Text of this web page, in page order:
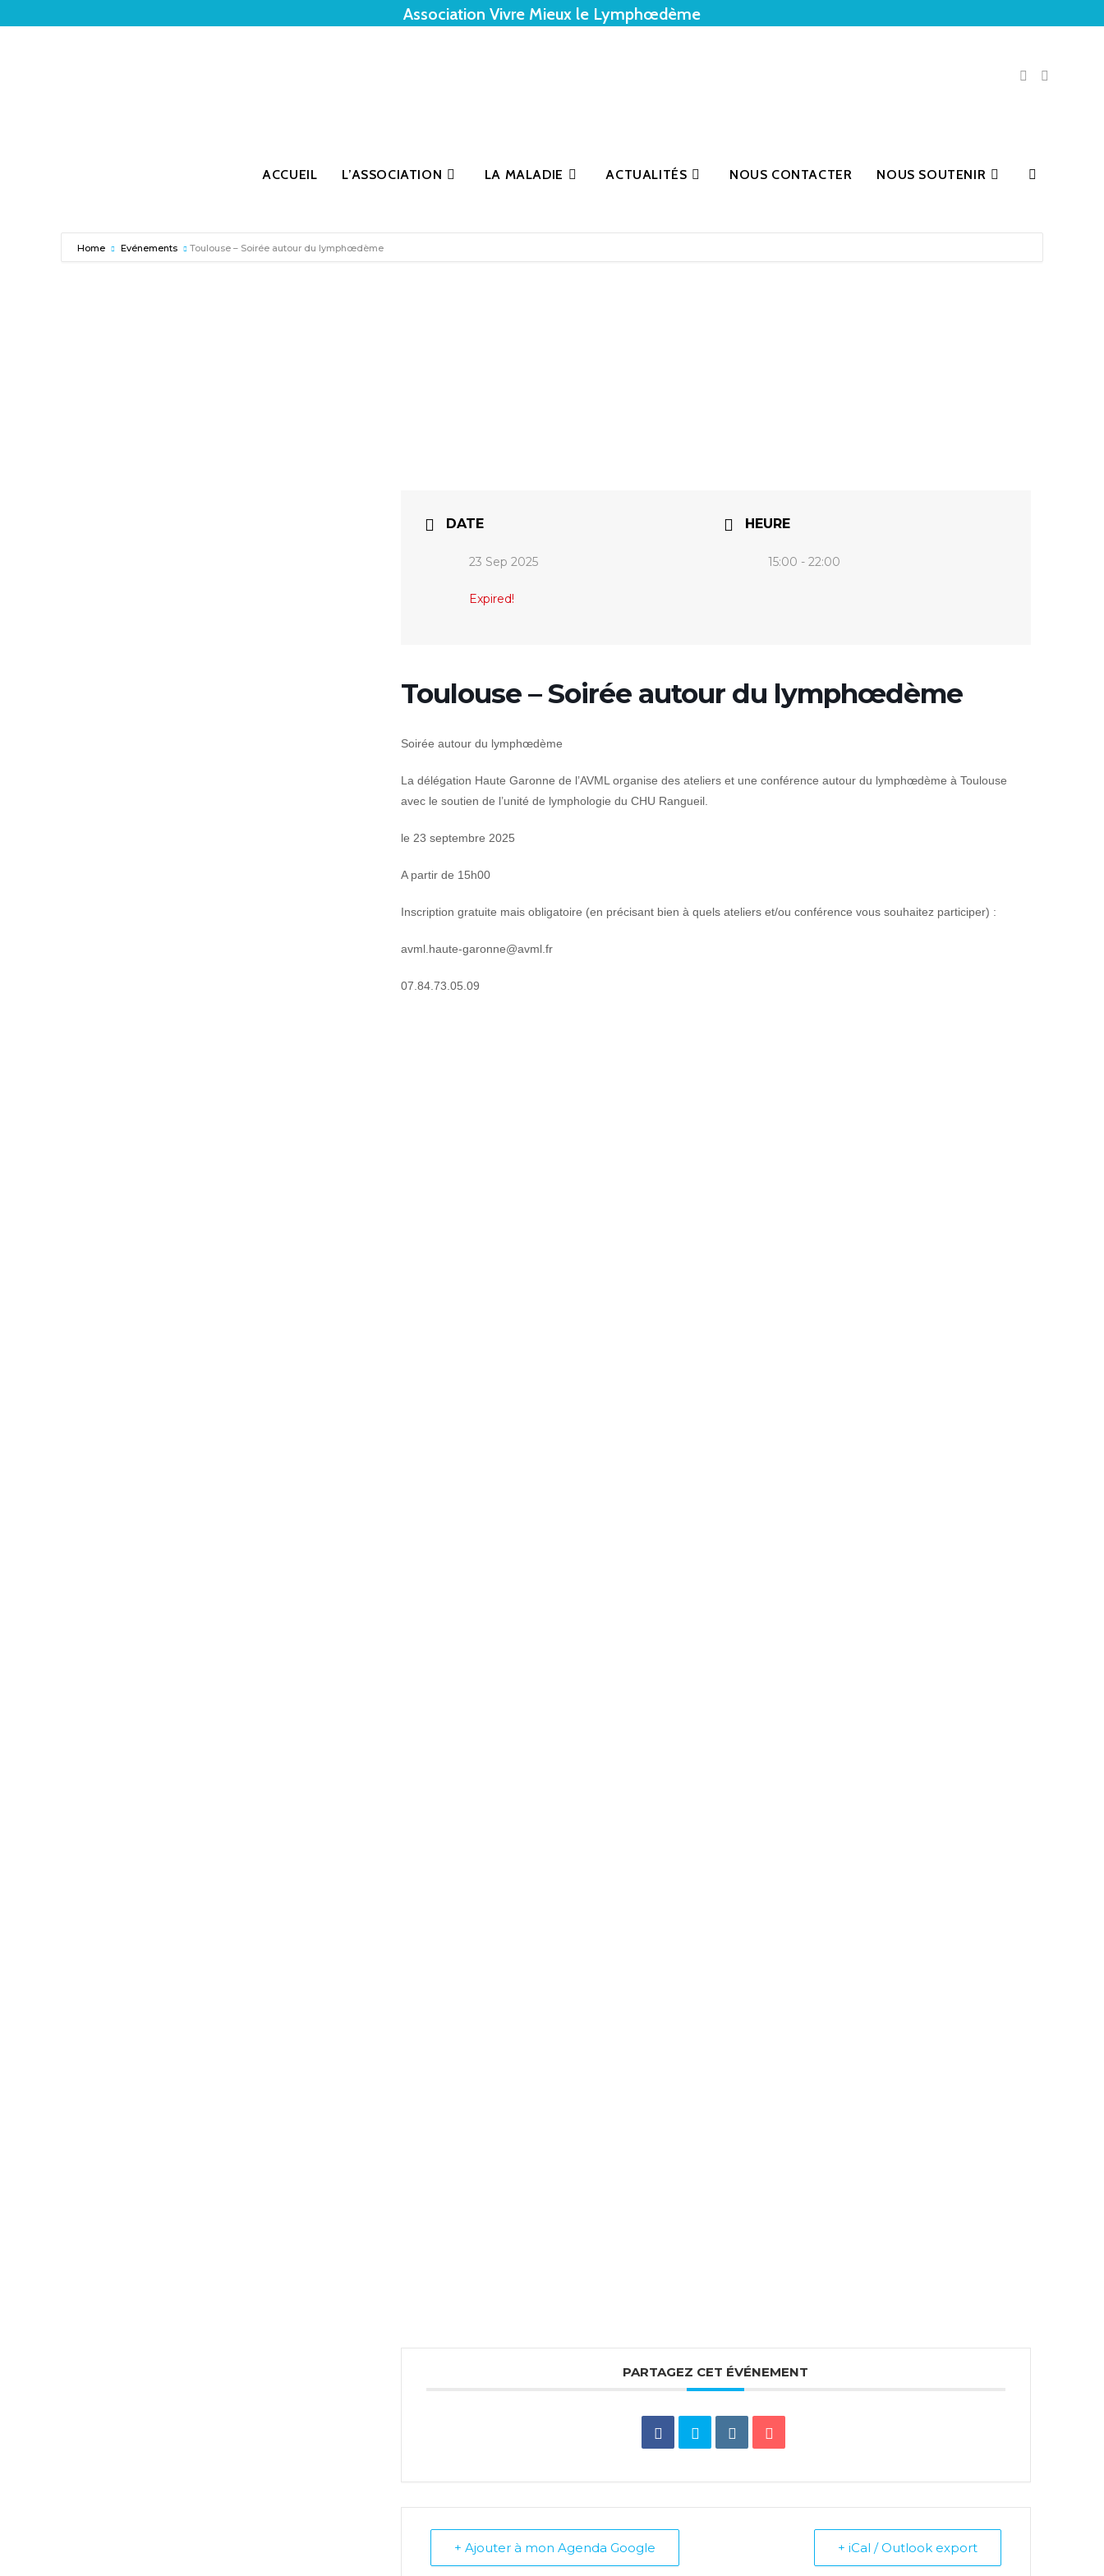
Association Vivre Mieux le Lymphœdème
ACCUEIL L’ASSOCIATION LA MALADIE ACTUALITÉS NOUS CONTACTER NOUS SOUTENIR
Home Evénements Toulouse – Soirée autour du lymphœdème
DATE
23 Sep 2025
Expired!
HEURE
15:00 - 22:00
Toulouse – Soirée autour du lymphœdème
Soirée autour du lymphœdème
La délégation Haute Garonne de l’AVML organise des ateliers et une conférence autour du lymphœdème à Toulouse
avec le soutien de l’unité de lymphologie du CHU Rangueil.
le 23 septembre 2025
A partir de 15h00
Inscription gratuite mais obligatoire (en précisant bien à quels ateliers et/ou conférence vous souhaitez participer) :
avml.haute-garonne@avml.fr
07.84.73.05.09
PARTAGEZ CET ÉVÉNEMENT
+ Ajouter à mon Agenda Google + iCal / Outlook export